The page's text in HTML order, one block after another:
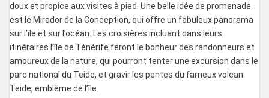
doux et propice aux visites à pied. Une belle idée de promenade
est le Mirador de la Conception, qui offre un fabuleux panorama
sur l’île et sur l’océan. Les croisières incluant dans leurs
itinéraires l’île de Ténérife feront le bonheur des randonneurs et
amoureux de la nature, qui pourront tenter une excursion dans le
parc national du Teide, et gravir les pentes du fameux volcan
Teide, emblème de l’île.